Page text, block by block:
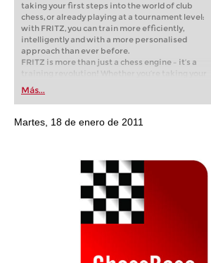
taking your first steps into the world of club
chess, or already playing at a tournament level:
with FRITZ, you can train more efficiently,
intelligently and with a more personalised
approach than ever before.
FRITZ is more than just a chess engine – it’s a
training revolution! Whether you’re taking your
first steps into the world of club chess, or already
playing at a tournament level: with FRITZ, you can
train more efficiently, intelligently and with a
more personalised approach than ever before.
Más...
Martes, 18 de enero de 2011